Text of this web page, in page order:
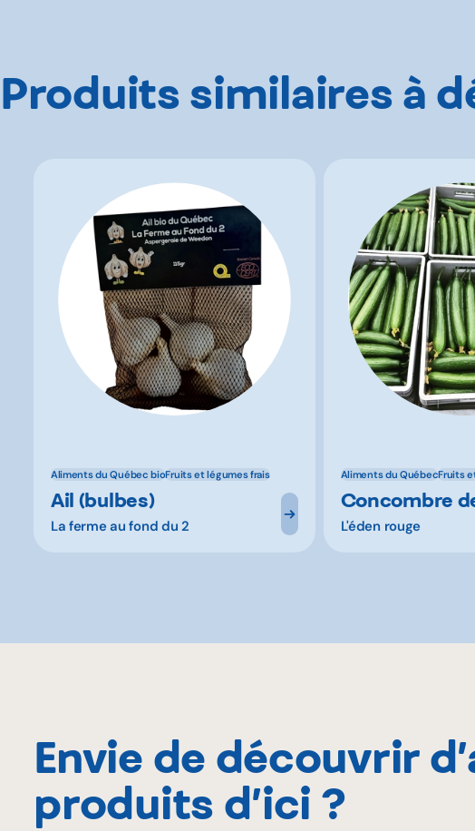
Produits similaires à
Aliments du Québec bioFruits et légumes frais
Ail (bulbes)
La ferme au fond du 2
Aliments du QuébecFruits
Concombre
L'éden rouge
Envie de découvrir
produits d’ici ?